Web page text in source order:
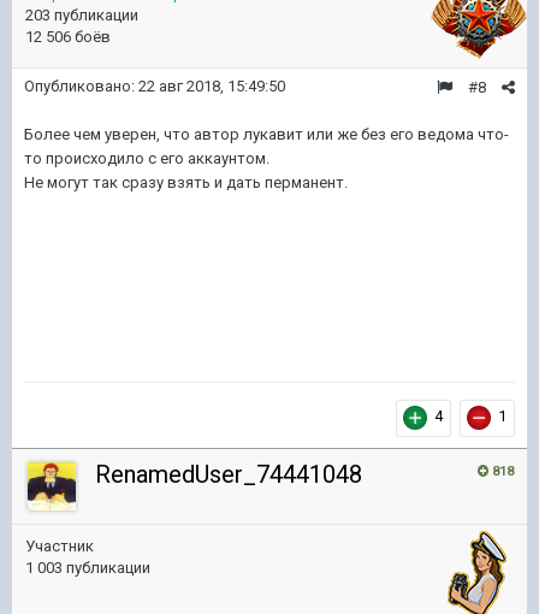
203 публикации
12 506 боёв
#8
Опубликовано: 22 авг 2018, 15:49:50
Более чем уверен, что автор лукавит или же без его ведома что-
то происходило с его аккаунтом.
Не могут так сразу взять и дать перманент.
4 1
818
RenamedUser_74441048
Участник
1 003 публикации